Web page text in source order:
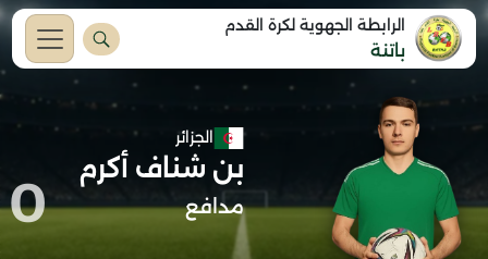
الرابطة الجهوية لكرة القدم
باتنة
الجزائر
بن شناف أكرم
مدافع 0